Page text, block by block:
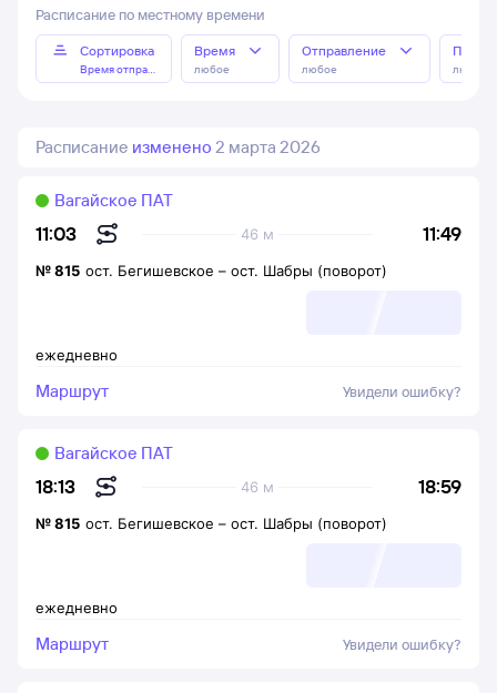
Расписание по местному времени
Сортировка
Время отправления
Время
любое
Отправление
любое любое
Расписание изменено 2 марта 2026
11:03 11:49
46 м
Вагайское ПАТ
ежедневно
№815 ост. Бегишевское – ост. Шабры (поворот)
Маршрут Увидели ошибку?
18:13 18:59
46 м
Вагайское ПАТ
ежедневно
№815 ост. Бегишевское – ост. Шабры (поворот)
Маршрут Увидели ошибку?